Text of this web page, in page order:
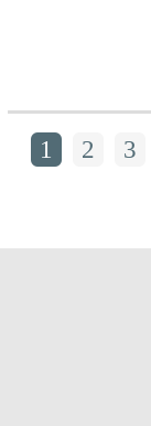
1 2 3